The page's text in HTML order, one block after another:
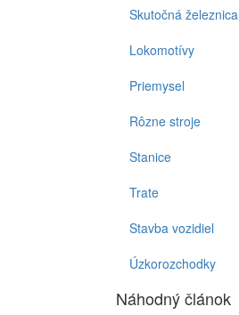
Skutočná železnica
Lokomotívy
Priemysel
Rôzne stroje
Stanice
Trate
Stavba vozidiel
Úzkorozchodky
Náhodný článok